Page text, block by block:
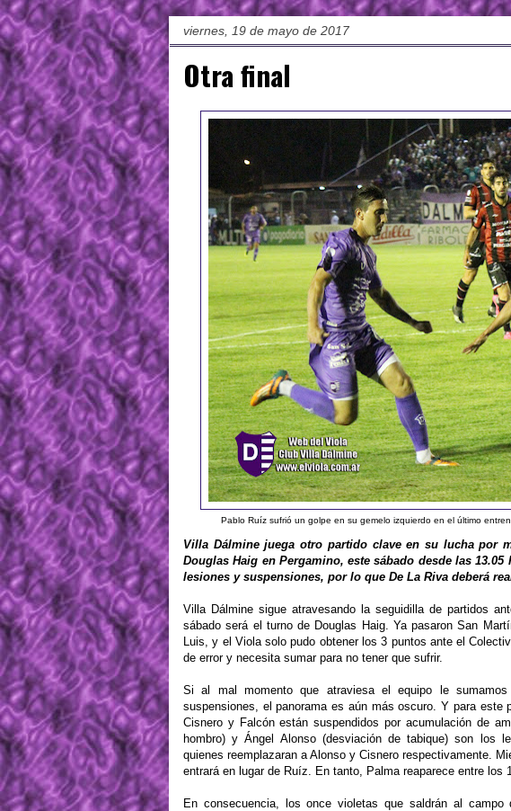
viernes, 19 de mayo de 2017
Otra final
Pablo Ruíz sufrió un golpe en su gemelo izquierdo en el último
Villa Dálmine juega otro partido clave en su lucha por
Douglas Haig en Pergamino, este sábado desde las
lesiones y suspensiones, por lo que De La Riva deberá
Villa Dálmine sigue atravesando la seguidilla de partidos
sábado será el turno de Douglas Haig. Ya pasaron San
Luis, y el Viola solo pudo obtener los 3 puntos ante el
de error y necesita sumar para no tener que sufrir.
Si al mal momento que atraviesa el equipo le
suspensiones, el panorama es aún más oscuro. Y para este
Cisnero y Falcón están suspendidos por acumulación de
hombro) y Ángel Alonso (desviación de tabique) son los
quienes reemplazaran a Alonso y Cisnero respectivamente.
entrará en lugar de Ruíz. En tanto, Palma reaparece entre los
En consecuencia, los once violetas que saldrán al